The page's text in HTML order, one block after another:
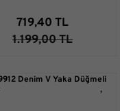
719,40 TL
1.199,00 TL